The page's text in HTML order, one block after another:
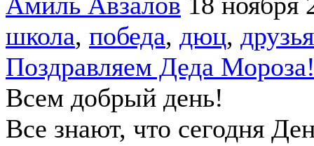
школа, победа, дюц, друзья
Поздравляем Деда
Всем добрый день!
Все знают, что сегодня